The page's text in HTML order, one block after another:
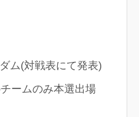
ム(対戦表にて発表)
ームのみ本選出場